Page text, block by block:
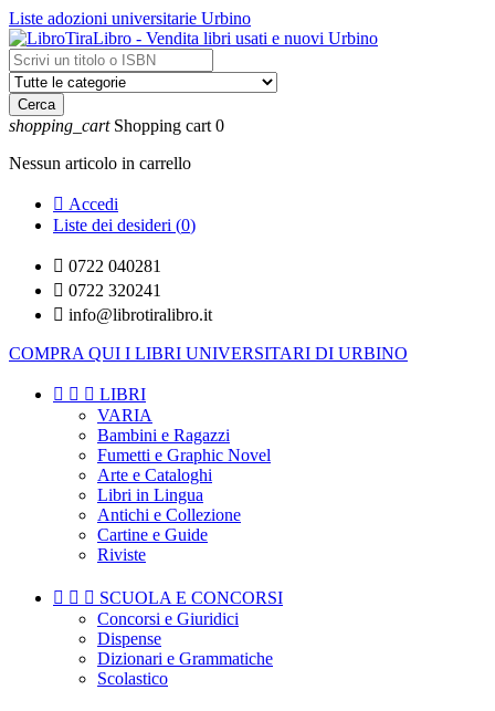
Liste adozioni universitarie Urbino
Cerca
shopping_cart Shopping cart 0
Nessun articolo in carrello
 Accedi
Liste dei desideri (0)
 0722 040281
 0722 320241
 info@librotiralibro.it
COMPRA QUI I LIBRI UNIVERSITARI DI URBINO
   LIBRI
VARIA
Bambini e Ragazzi
Fumetti e Graphic Novel
Arte e Cataloghi
Libri in Lingua
Antichi e Collezione
Cartine e Guide
Riviste
   SCUOLA E CONCORSI
Concorsi e Giuridici
Dispense
Dizionari e Grammatiche
Scolastico